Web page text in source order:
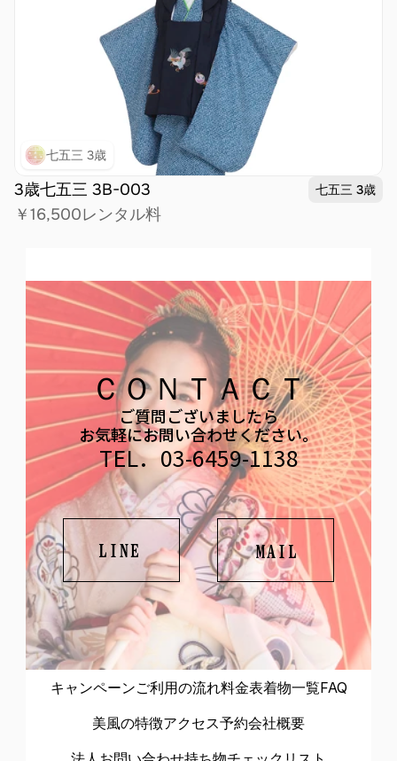
七五三 3歳
3歳七五三 3B-003 七五三 3歳
￥16,500レンタル料
ＣＯＮＴＡＣＴ
ご質問ございましたら
お気軽にお問い合わせください。
TEL．03-6459-1138
LINE MAIL
キャンペーンご利用の流れ料金表着物一覧FAQ
美風の特徴アクセス予約会社概要